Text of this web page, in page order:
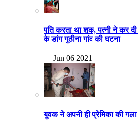
पति करता था शक, पत्नी ने कर दी
के डांग गुठीना गांव की घटना
— Jun 06 2021
युवक ने अपनी ही प्रेमिका की